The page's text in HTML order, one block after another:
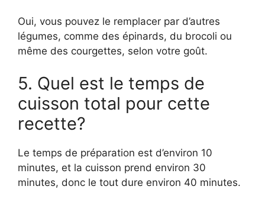
Oui, vous pouvez le remplacer par d’autres
légumes, comme des épinards, du brocoli ou
même des courgettes, selon votre goût.
5. Quel est le temps de
cuisson total pour cette
recette?
Le temps de préparation est d’environ 10
minutes, et la cuisson prend environ 30
minutes, donc le tout dure environ 40 minutes.